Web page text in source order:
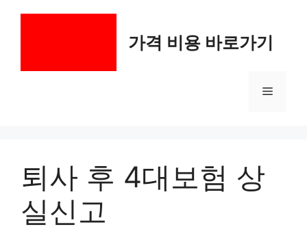
가격 비용 바로가기
메
퇴사 후 4대보험 상
실신고